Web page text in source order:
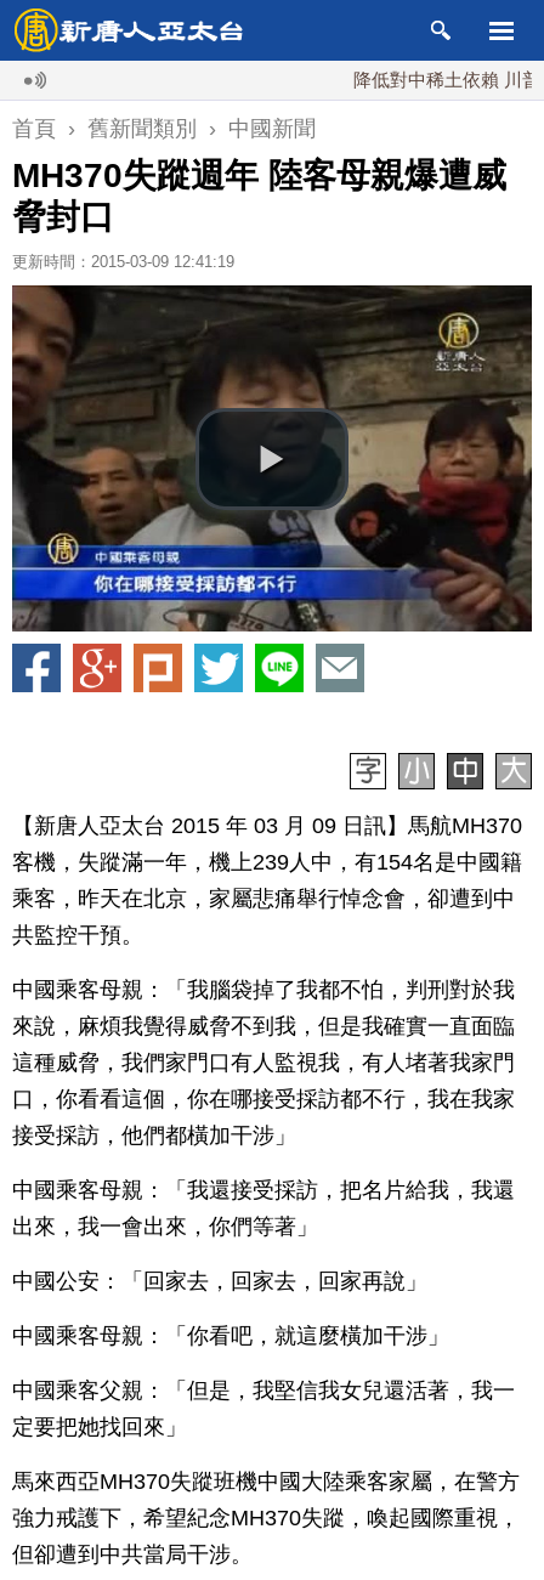
降低對中稀土依賴 川普宣
首頁 › 舊新聞類別 › 中國新聞
MH370失蹤週年 陸客母親爆遭威
脅封口
更新時間：2015-03-09 12:41:19
【新唐人亞太台 2015 年 03 月 09 日訊】馬航MH370
客機，失蹤滿一年，機上239人中，有154名是中國籍
乘客，昨天在北京，家屬悲痛舉行悼念會，卻遭到中
共監控干預。
中國乘客母親：「我腦袋掉了我都不怕，判刑對於我
來說，麻煩我覺得威脅不到我，但是我確實一直面臨
這種威脅，我們家門口有人監視我，有人堵著我家門
口，你看看這個，你在哪接受採訪都不行，我在我家
接受採訪，他們都橫加干涉」
中國乘客母親：「我還接受採訪，把名片給我，我還
出來，我一會出來，你們等著」
中國公安：「回家去，回家去，回家再說」
中國乘客母親：「你看吧，就這麼橫加干涉」
中國乘客父親：「但是，我堅信我女兒還活著，我一
定要把她找回來」
馬來西亞MH370失蹤班機中國大陸乘客家屬，在警方
強力戒護下，希望紀念MH370失蹤，喚起國際重視，
但卻遭到中共當局干涉。